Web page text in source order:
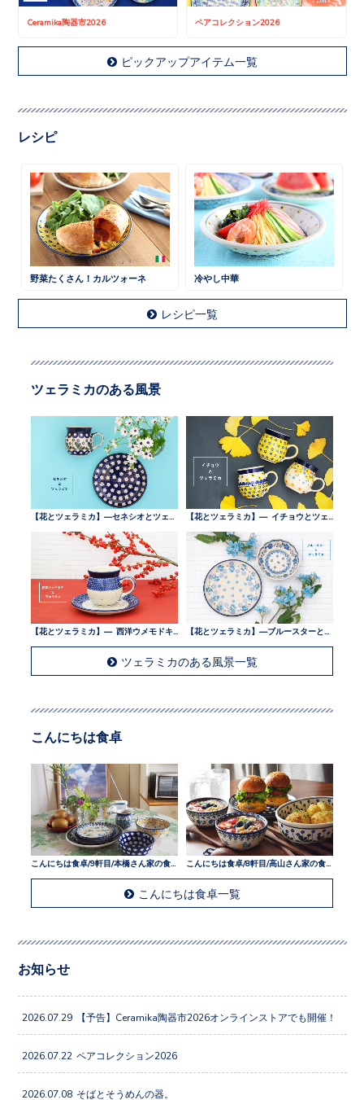
Ceramika陶器市2026 ペアコレクション2026
ピックアップアイテム一覧
レシピ
野菜たくさん！カルツォーネ 冷やし中華
レシピ一覧
ツェラミカのある風景
ツェラミカのある風景一覧
こんにちは食卓
こんにちは食卓/9軒目/本橋さん家の食卓
こんにちは食卓一覧
お知らせ
2026.07.29 【予告】Ceramika陶器市2026オンラインストアでも開催！
2026.07.22 ペアコレクション2026
2026.07.08 そばとそうめんの器。